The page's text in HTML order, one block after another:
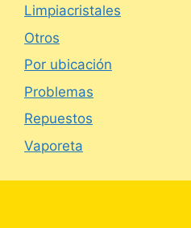
Limpiacristales
Otros
Por ubicación
Problemas
Repuestos
Vaporeta